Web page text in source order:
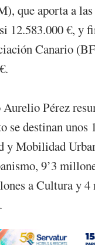
que aporta a las
12.583.000 €, y
Canario
Pérez
se destinan
y Mobilidad
9’3
a Cultura y